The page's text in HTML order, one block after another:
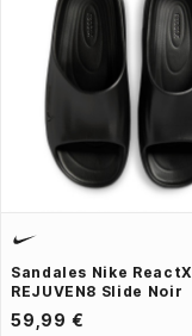
Sandales Nike ReactX
REJUVEN8 Slide Noir
59,99 €